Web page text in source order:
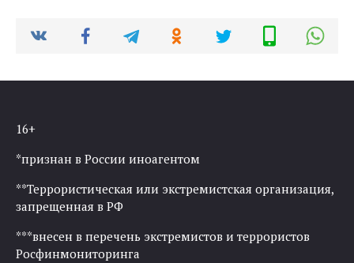
16+
*признан в России иноагентом
**Террористическая или экстремистская организация,
запрещенная в РФ
***внесен в перечень экстремистов и террористов
Росфинмониторинга